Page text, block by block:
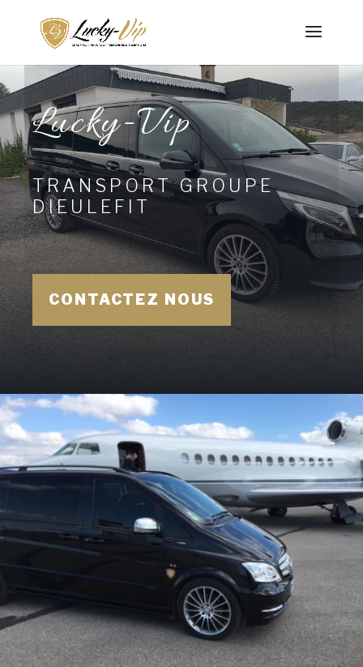
Lucky-Vip
TRANSPORT GROUPE
DIEULEFIT
CONTACTEZ NOUS